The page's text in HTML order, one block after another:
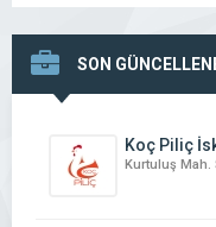
SON
Koç Piliç
Kurtuluş Mah.